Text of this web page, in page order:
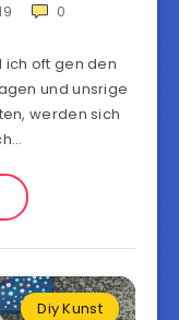
0
ich oft gen den
und unsrige
werden sich
Diy Kunst